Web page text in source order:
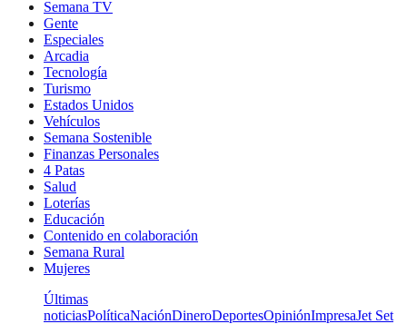
Semana TV
Gente
Especiales
Arcadia
Tecnología
Turismo
Estados Unidos
Vehículos
Semana Sostenible
Finanzas Personales
4 Patas
Salud
Loterías
Educación
Contenido en colaboración
Semana Rural
Mujeres
Últimas
noticiasPolíticaNaciónDineroDeportesOpiniónImpresaJet Set